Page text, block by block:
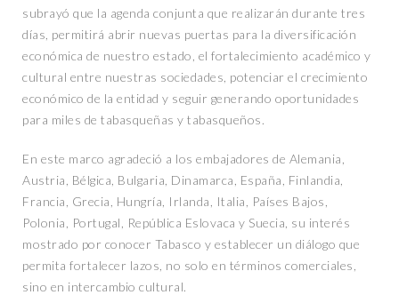
subrayó que la agenda conjunta que realizarán durante tres
días, permitirá abrir nuevas puertas para la diversificación
económica de nuestro estado, el fortalecimiento académico y
cultural entre nuestras sociedades, potenciar el crecimiento
económico de la entidad y seguir generando oportunidades
para miles de tabasqueñas y tabasqueños.
En este marco agradeció a los embajadores de Alemania,
Austria, Bélgica, Bulgaria, Dinamarca, España, Finlandia,
Francia, Grecia, Hungría, Irlanda, Italia, Países Bajos,
Polonia, Portugal, República Eslovaca y Suecia, su interés
mostrado por conocer Tabasco y establecer un diálogo que
permita fortalecer lazos, no solo en términos comerciales,
sino en intercambio cultural.